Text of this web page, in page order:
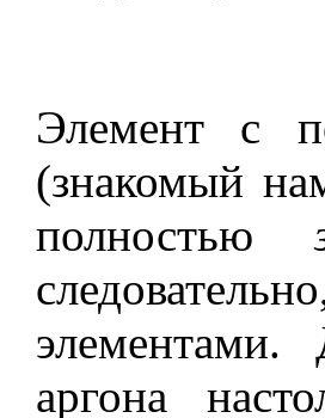
Элемент с
(знакомый
полностью
элементами.
аргона